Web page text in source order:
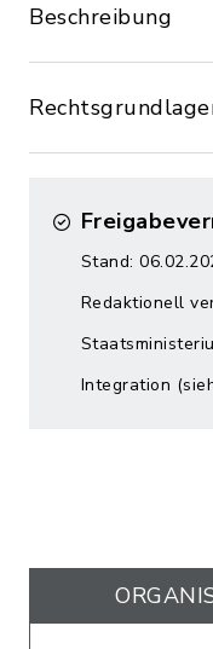
Beschreibung
Stand:
Redaktionell
Integration